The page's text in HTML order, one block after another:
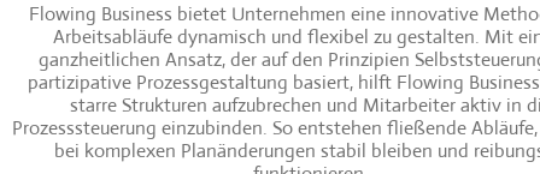
Flowing Business bietet Unternehmen eine innovative
Arbeitsabläufe dynamisch und flexibel zu gestalten. Mit
ganzheitlichen Ansatz, der auf den Prinzipien
partizipative Prozessgestaltung basiert, hilft Flowing
starre Strukturen aufzubrechen und Mitarbeiter aktiv in
Prozesssteuerung einzubinden. So entstehen fließende
bei komplexen Planänderungen stabil bleiben und